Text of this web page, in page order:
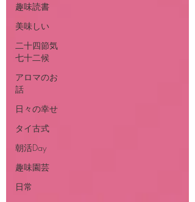
趣味読書
美味しい
二十四節気
七十二候
アロマのお
話
日々の幸せ
タイ古式
朝活Day
趣味園芸
日常